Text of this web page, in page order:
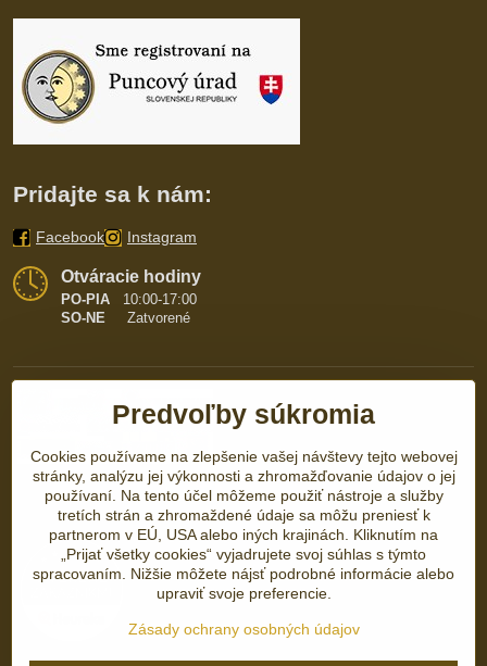
Pridajte sa k nám:
Facebook Instagram
Otváracie hodiny
PO-PIA
10:00-17:00
SO-NE Zatvorené
Predvoľby súkromia
Cookies používame na zlepšenie vašej návštevy tejto webovej
stránky, analýzu jej výkonnosti a zhromažďovanie údajov o jej
používaní. Na tento účel môžeme použiť nástroje a služby
tretích strán a zhromaždené údaje sa môžu preniesť k
partnerom v EÚ, USA alebo iných krajinách. Kliknutím na
„Prijať všetky cookies“ vyjadrujete svoj súhlas s týmto
spracovaním. Nižšie môžete nájsť podrobné informácie alebo
upraviť svoje preferencie.
Zásady ochrany osobných údajov